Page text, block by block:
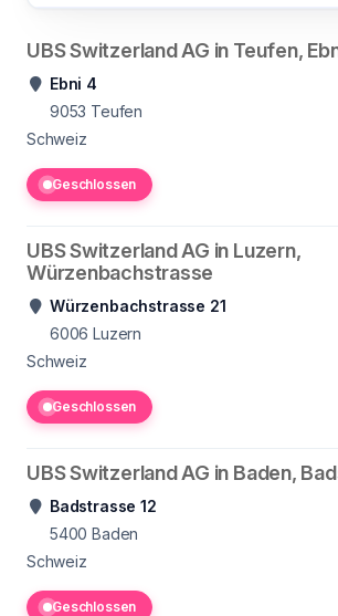
UBS Switzerland AG in Teufen,
Ebni 4
9053 Teufen
Schweiz
Geschlossen
UBS Switzerland AG in Luzern,
Würzenbachstrasse
Würzenbachstrasse 21
6006 Luzern
Schweiz
Geschlossen
UBS Switzerland AG in Baden,
Badstrasse 12
5400 Baden
Schweiz
Geschlossen